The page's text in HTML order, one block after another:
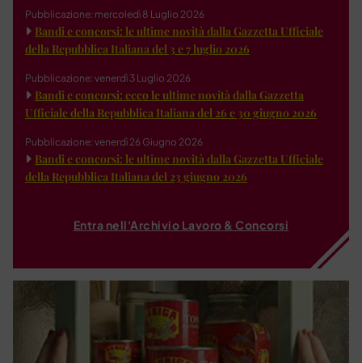
Pubblicazione: mercoledì 8 Luglio 2026
Bandi e concorsi: le ultime novità dalla Gazzetta Ufficiale
della Repubblica Italiana del 3 e 7 luglio 2026
Pubblicazione: venerdì 3 Luglio 2026
Bandi e concorsi: ecco le ultime novità dalla Gazzetta
Ufficiale della Repubblica Italiana del 26 e 30 giugno 2026
Pubblicazione: venerdì 26 Giugno 2026
Bandi e concorsi: le ultime novità dalla Gazzetta Ufficiale
della Repubblica Italiana del 23 giugno 2026
Entra nell'Archivio Lavoro & Concorsi